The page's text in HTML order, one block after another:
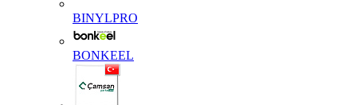
BINYLPRO
BONKEEL